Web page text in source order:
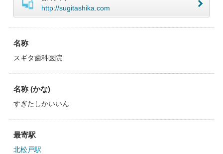
http://sugitashika.com
名称
スギタ歯科医院
名称 (かな)
すぎたしかいいん
最寄駅
北松戸駅